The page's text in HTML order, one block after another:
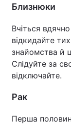
Близнюки
Вчіться
відкидайте
знайомства й
Слідуйте за
відключайте.
Рак
Перша